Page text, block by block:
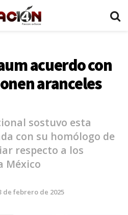
acuerdo con
aranceles
sostuvo esta
con su homólogo de
respecto a los
México
de febrero de 2025